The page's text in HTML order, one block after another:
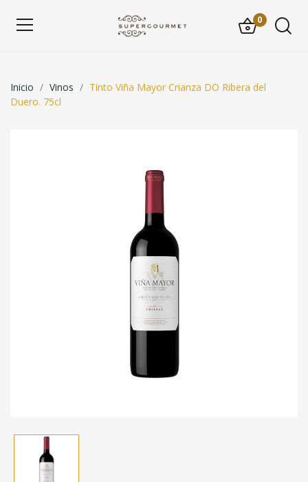
0
Inicio Vinos
Tinto Viña Mayor Crianza DO Ribera del
Duero. 75cl